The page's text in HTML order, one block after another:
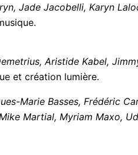
Jade Jacobelli, Karyn
Aristide Kabel,
et création lumière.
Marie Basses, Frédéric
Martial, Myriam Maxo,